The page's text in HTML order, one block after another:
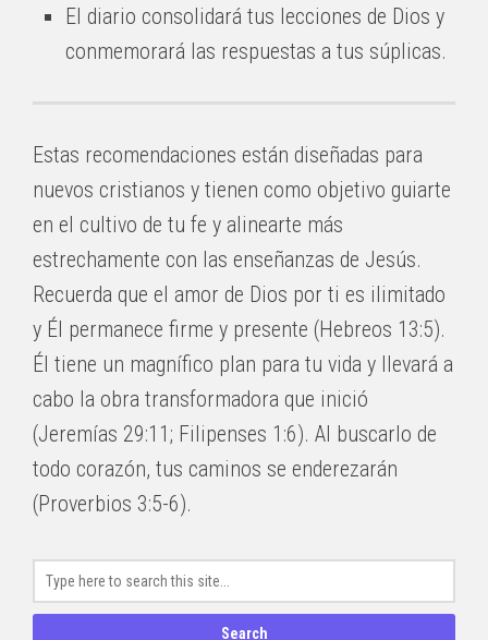
El diario consolidará tus lecciones de Dios y
conmemorará las respuestas a tus súplicas.
Estas recomendaciones están diseñadas para
nuevos cristianos y tienen como objetivo guiarte
en el cultivo de tu fe y alinearte más
estrechamente con las enseñanzas de Jesús.
Recuerda que el amor de Dios por ti es ilimitado
y Él permanece firme y presente (Hebreos 13:5).
Él tiene un magnífico plan para tu vida y llevará a
cabo la obra transformadora que inició
(Jeremías 29:11; Filipenses 1:6). Al buscarlo de
todo corazón, tus caminos se enderezarán
(Proverbios 3:5-6).